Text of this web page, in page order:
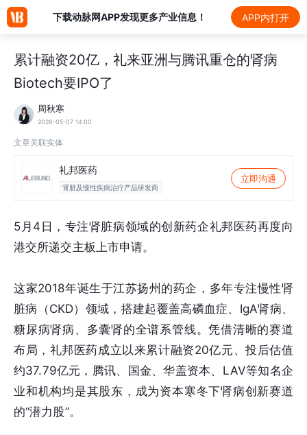
下载动脉网APP发现更多产业信息！ APP内打开
累计融资20亿，礼来亚洲与腾讯重仓的肾病
Biotech要IPO了
周秋寒
2026-05-07 14:00
文章关联实体
礼邦医药
肾脏及慢性疾病治疗产品研发商
立即沟通
5月4日，专注肾脏病领域的创新药企礼邦医药再度向
港交所递交主板上市申请。
这家2018年诞生于江苏扬州的药企，多年专注慢性肾
脏病（CKD）领域，搭建起覆盖高磷血症、IgA肾病、
糖尿病肾病、多囊肾的全谱系管线。凭借清晰的赛道
布局，礼邦医药成立以来累计融资20亿元、投后估值
约37.79亿元，腾讯、国金、华盖资本、LAV等知名企
业和机构均是其股东，成为资本寒冬下肾病创新赛道
的“潜力股”。